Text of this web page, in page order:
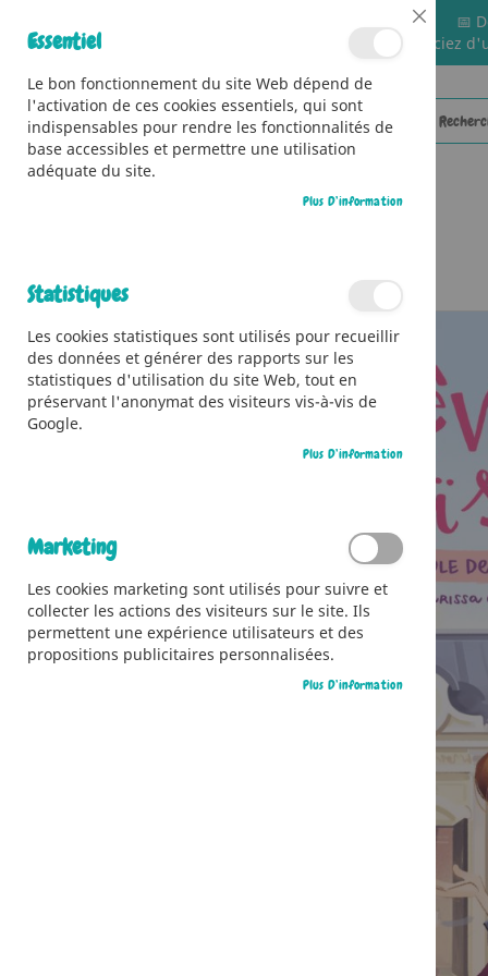
📅
🚚 Bénéficiez
to
the
end
of
Cookie
Bar
Essentiel
Le bon fonctionnement du site Web dépend de
l'activation de ces cookies essentiels, qui sont
indispensables pour rendre les fonctionnalités de
base accessibles et permettre une utilisation
adéquate du site.
Plus D’information
Statistiques
Les cookies statistiques sont utilisés pour recueillir
des données et générer des rapports sur les
statistiques d'utilisation du site Web, tout en
préservant l'anonymat des visiteurs vis-à-vis de
Google.
Plus D’information
Marketing
Les cookies marketing sont utilisés pour suivre et
collecter les actions des visiteurs sur le site. Ils
permettent une expérience utilisateurs et des
propositions publicitaires personnalisées.
Plus D’information